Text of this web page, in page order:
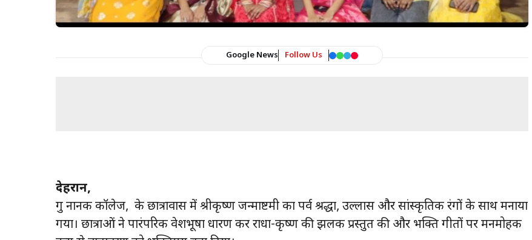
Google News Follow Us
देहरादून,
गुरु नानक कॉलेज, के छात्रावास में श्रीकृष्ण जन्माष्टमी का पर्व श्रद्धा, उल्लास और सांस्कृतिक रंगों के साथ मनाया
गया। छात्राओं ने पारंपरिक वेशभूषा धारण कर राधा-कृष्ण की झलक प्रस्तुत की और भक्ति गीतों पर मनमोहक